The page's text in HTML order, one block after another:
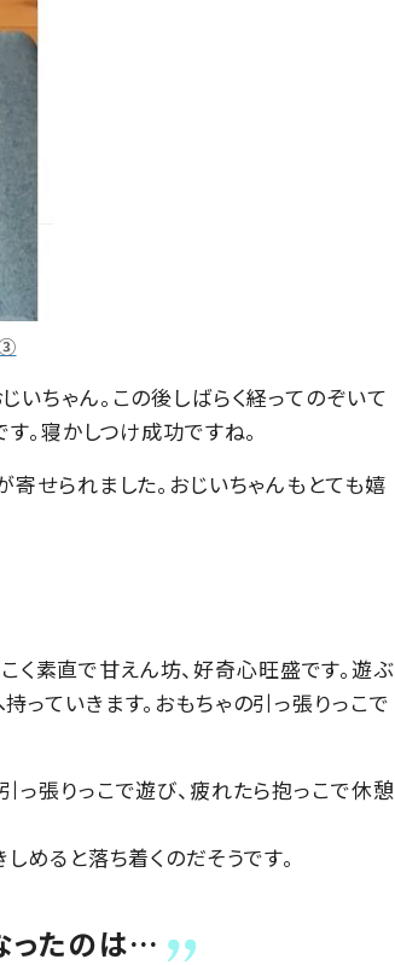
③
いちゃん。この後しばらく経ってのぞいて
。寝かしつけ成功ですね。
寄せられました。おじいちゃんもとても嬉
素直で甘えん坊、好奇心旺盛です。遊ぶ
っていきます。おもちゃの引っ張りっこで
っ張りっこで遊び、疲れたら抱っこで休憩
めると落ち着くのだそうです。
ったのは…